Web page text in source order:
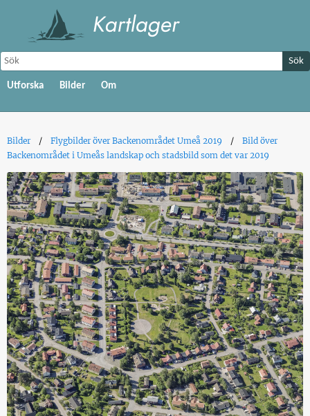
Sök
Utforska Bilder Om
Bilder Flygbilder över Backenområdet Umeå 2019
Bild över
Backenområdet i Umeås landskap och stadsbild som det var 2019